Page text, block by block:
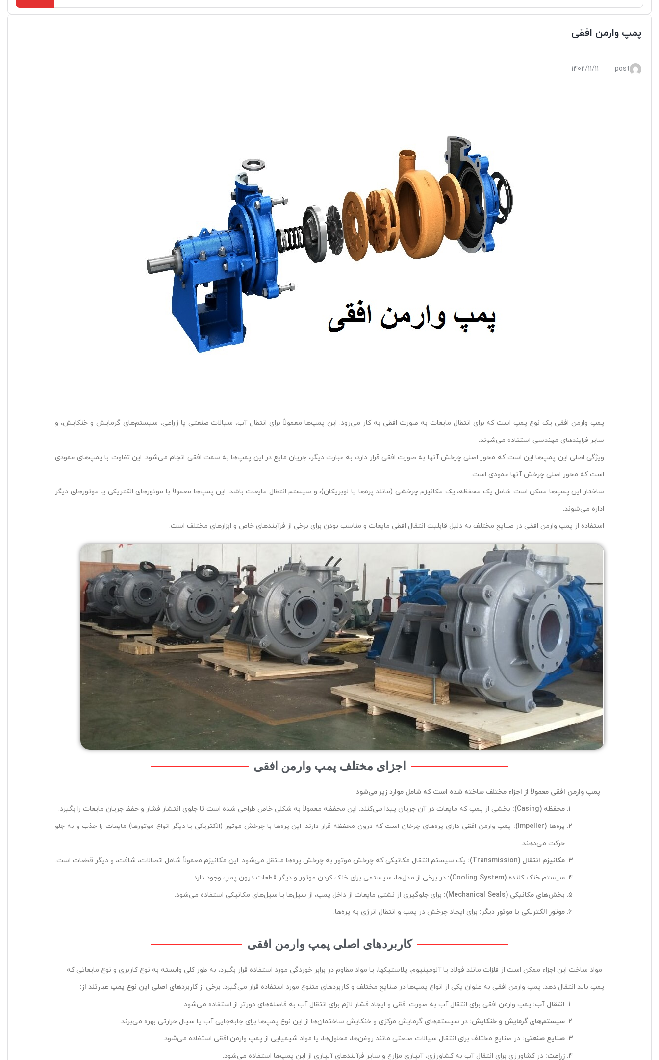
پمپ وارمن افقی
post
1402/11/11
پمپ وارمن افقی یک نوع پمپ است که برای انتقال مایعات به صورت افقی به کار می‌رود. این پمپ‌ها معمولاً برای انتقال آب، سیالات صنعتی یا زراعی، سیستم‌های گرمایش و خنکایش، و
سایر فرایندهای مهندسی استفاده می‌شوند.
ویژگی اصلی این پمپ‌ها این است که محور اصلی چرخش آنها به صورت افقی قرار دارد، به عبارت دیگر، جریان مایع در این پمپ‌ها به سمت افقی انجام می‌شود. این تفاوت با پمپ‌های عمودی
است که محور اصلی چرخش آنها عمودی است.
ساختار این پمپ‌ها ممکن است شامل یک محفظه، یک مکانیزم چرخشی (مانند پره‌ها یا لوبریکان)، و سیستم انتقال مایعات باشد. این پمپ‌ها معمولاً با موتورهای الکتریکی یا موتورهای دیگر
اداره می‌شوند.
استفاده از پمپ وارمن افقی در صنایع مختلف به دلیل قابلیت انتقال افقی مایعات و مناسب بودن برای برخی از فرآیندهای خاص و ابزارهای مختلف است.
اجزای مختلف پمپ وارمن افقی
پمپ وارمن افقی معمولاً از اجزاء مختلف ساخته شده است که شامل موارد زیر می‌شود:
محفظه (Casing):
بخشی از پمپ که مایعات در آن جریان پیدا می‌کنند. این محفظه معمولاً به شکلی خاص طراحی شده است تا جلوی انتشار فشار و حفظ جریان مایعات را بگیرد.
پره‌ها (Impeller):
پمپ وارمن افقی دارای پره‌های چرخان است که درون محفظه قرار دارند. این پره‌ها با چرخش موتور (الکتریکی یا دیگر انواع موتورها) مایعات را جذب و به جلو
حرکت می‌دهند.
مکانیزم انتقال (Transmission):
یک سیستم انتقال مکانیکی که چرخش موتور به چرخش پره‌ها منتقل می‌شود. این مکانیزم معمولاً شامل اتصالات، شافت، و دیگر قطعات است.
سیستم خنک کننده (Cooling System):
در برخی از مدل‌ها، سیستمی برای خنک کردن موتور و دیگر قطعات درون پمپ وجود دارد.
بخش‌های مکانیکی (Mechanical Seals):
برای جلوگیری از نشتی مایعات از داخل پمپ، از سیل‌ها یا سیل‌های مکانیکی استفاده می‌شود.
موتور الکتریکی یا موتور دیگر : برای ایجاد چرخش در پمپ و انتقال انرژی به پره‌ها.
کاربردهای اصلی پمپ وارمن افقی
مواد ساخت این اجزاء ممکن است از فلزات مانند فولاد یا آلومینیوم، پلاستیکها، یا مواد مقاوم در برابر خوردگی مورد استفاده قرار بگیرد، به طور کلی وابسته به نوع کاربری و نوع مایعاتی که
پمپ باید انتقال دهد. پمپ وارمن افقی به عنوان یکی از انواع پمپ‌ها در صنایع مختلف و کاربردهای متنوع مورد استفاده قرار می‌گیرد. برخی از کاربردهای اصلی این نوع پمپ عبارتند از :
انتقال آب: پمپ وارمن افقی برای انتقال آب به صورت افقی و ایجاد فشار لازم برای انتقال آب به فاصله‌های دورتر از استفاده می‌شود.
سیستم‌های گرمایش و خنکایش: در سیستم‌های گرمایش مرکزی و خنکایش ساختمان‌ها از این نوع پمپ‌ها برای جابه‌جایی آب یا سیال حرارتی بهره می‌برند.
صنایع صنعتی: در صنایع مختلف برای انتقال سیالات صنعتی مانند روغن‌ها، محلول‌ها، یا مواد شیمیایی از پمپ وارمن افقی استفاده می‌شود.
زراعت: در کشاورزی برای انتقال آب به کشاورزی، آبیاری مزارع و سایر فرآیندهای آبیاری از این پمپ‌ها استفاده می‌شود.